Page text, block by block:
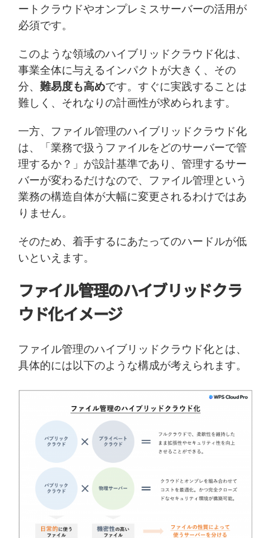
ートクラウドやオンプレミスサーバーの活用が
必須です。
このような領域のハイブリッドクラウド化は、
事業全体に与えるインパクトが大きく、その
分、 難易度も高めです。すぐに実践することは
難しく、それなりの計画性が求められます。
一方、ファイル管理のハイブリッドクラウド化
は、「業務で扱うファイルをどのサーバーで管
理するか？」が設計基準であり、管理するサー
バーが変わるだけなので、ファイル管理という
業務の構造自体が大幅に変更されるわけではあ
りません。
そのため、着手するにあたってのハードルが低
いといえます。
ファイル管理のハイブリッドクラ
ウド化イメージ
ファイル管理のハイブリッドクラウド化とは、
具体的には以下のような構成が考えられます。